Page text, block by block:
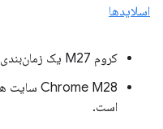
اسلایدها
کروم M27 یک زمان‌بندی منابع جدید و بهبود یافته دارد.
است.